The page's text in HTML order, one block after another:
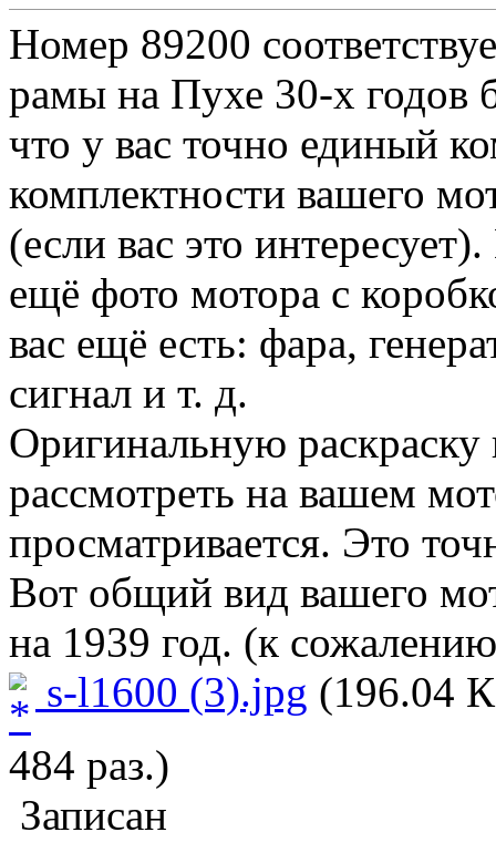
Номер 89200
рамы на Пухе 30-х годов
что у вас точно единый
комплектности вашего
(если вас это
ещё фото мотора с
вас ещё есть: фара,
сигнал и т. д.
Оригинальную
рассмотреть на вашем
просматривается. Это
Вот общий вид вашего
на 1939 год. (к
s-l1600 (3).jpg (196.04
484 раз.)
Записан